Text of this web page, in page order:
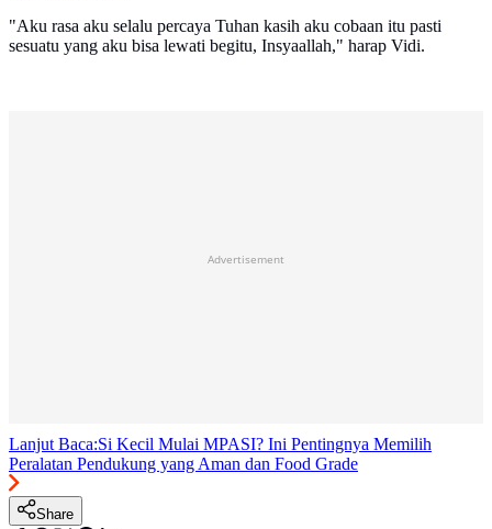
"Aku rasa aku selalu percaya Tuhan kasih aku cobaan itu pasti
sesuatu yang aku bisa lewati begitu, Insyaallah," harap Vidi.
Advertisement
Lanjut Baca:Si Kecil Mulai MPASI? Ini Pentingnya Memilih
Peralatan Pendukung yang Aman dan Food Grade
Share